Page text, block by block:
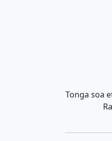
Tonga soa